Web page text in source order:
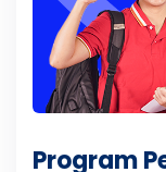
Program